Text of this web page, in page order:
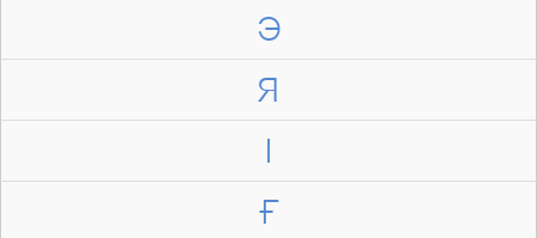
Э
Я
І
Ғ